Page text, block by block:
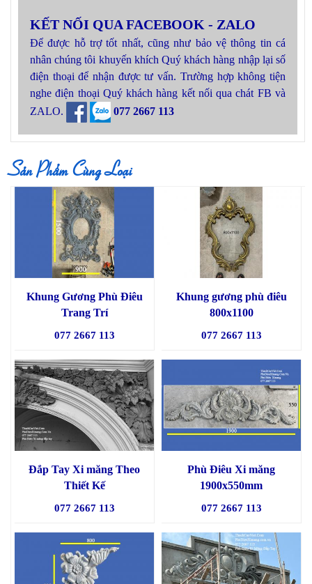
KẾT NỐI QUA FACEBOOK - ZALO
Để được hỗ trợ tốt nhất, cũng như bảo vệ thông tin cá
nhân chúng tôi khuyến khích Quý khách hàng nhập lại số
điện thoại để nhận được tư vấn. Trường hợp không tiện
nghe điện thoại Quý khách hàng kết nối qua chát FB và
ZALO.
077 2667 113
Sản Phẩm Cùng Loại
Khung Gương Phù Điêu
Trang Trí
077 2667 113
Khung gương phù điêu
800x1100
077 2667 113
Đắp Tay Xi măng Theo
Thiết Kế
077 2667 113
Phù Điêu Xi măng
1900x550mm
077 2667 113